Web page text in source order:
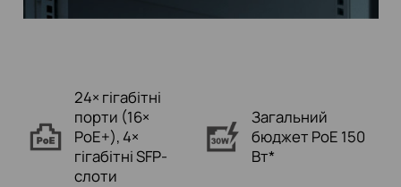
24× гігабітні
порти (16×
PoE+), 4×
гігабітні SFP-
слоти
Загальний
бюджет PoE 150
Вт*